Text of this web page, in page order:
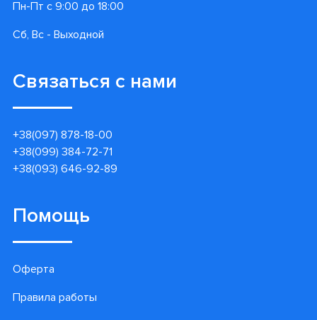
Пн-Пт с 9:00 до 18:00
Сб, Вс - Выходной
Связаться с нами
+38(097) 878-18-00
+38(099) 384-72-71
+38(093) 646-92-89
Помощь
Оферта
Правила работы